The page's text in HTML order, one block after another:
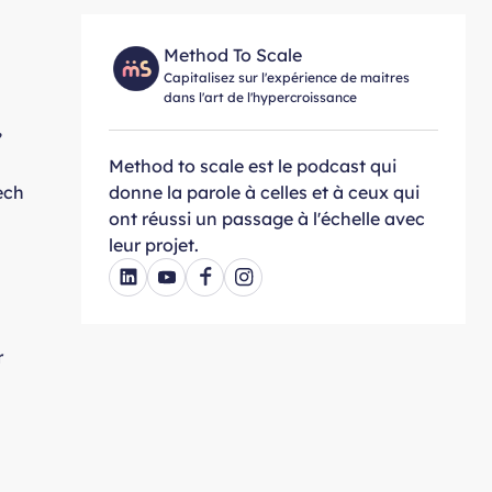
Method To Scale
Capitalisez sur l'expérience de maitres
dans l'art de l'hypercroissance
Method to scale est le podcast qui
donne la parole à celles et à ceux qui
ont réussi un passage à l'échelle avec
leur projet.